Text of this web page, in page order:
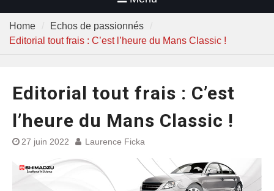
Home
Echos de passionnés
Editorial tout frais : C’est l’heure du Mans Classic !
Editorial tout frais : C’est
l’heure du Mans Classic !
27 juin 2022 Laurence Ficka